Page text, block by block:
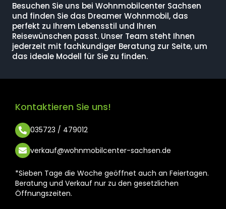
Besuchen Sie uns bei Wohnmobilcenter Sachsen
und finden Sie das Dreamer Wohnmobil, das
perfekt zu Ihrem Lebensstil und Ihren
Reisewünschen passt. Unser Team steht Ihnen
jederzeit mit fachkundiger Beratung zur Seite, um
das ideale Modell für Sie zu finden.
Kontaktieren Sie uns!
035723 / 479012
verkauf@wohnmobilcenter-sachsen.de
*Sieben Tage die Woche geöffnet auch an Feiertagen.
Beratung und Verkauf nur zu den gesetzlichen
Öffnungszeiten.